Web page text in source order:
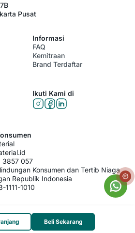
Pusat
Informasi
FAQ
Kemitraan
Brand Terdaftar
Ikuti Kami di
3857 057
Konsumen dan Tertib Niaga
Republik Indonesia
1111-1010
Beli Sekarang